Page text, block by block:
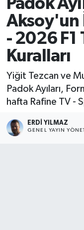
Padok
Aksoy'un
- 2026 F1
Kuralları
Yiğit Tezcan ve
Padok Ayıları,
hafta Rafine TV -
ERDI YILMAZ
GENEL YAYIN
Son Dakika
Haber Arşivi